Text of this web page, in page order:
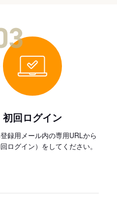
初回ログイン
録用メール内の専用URLから
ログイン）をしてください。